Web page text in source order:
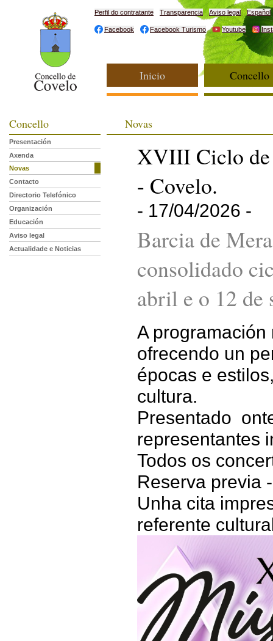
Perfil do contratante Transparencia Aviso legal Español
Facebook Facebook Turismo Youtube
Inicio Concello
Concello
Presentación
Axenda
Novas
Contacto
Directorio Telefónico
Organización
Educación
Aviso legal
Actualidade e Noticias
Novas
XVIII Ciclo de
- Covelo.
- 17/04/2026 -
Barcia de
consolidado
abril e o 12 de
A
ofrecendo un
épocas e
cultura.
Presentado
representantes
Todos os
Reserva previa
Unha cita
referente